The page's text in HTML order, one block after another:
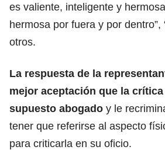
es valiente, inteligente y
hermosa por fuera y por dentro”,
otros.
La respuesta de la
mejor aceptación que la
supuesto abogado y le
tener que referirse al aspecto
para criticarla en su oficio.